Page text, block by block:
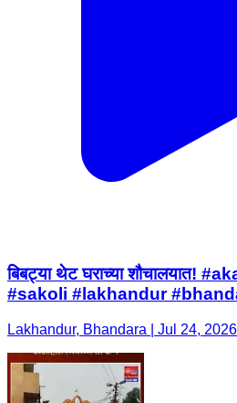
बिबट्या थेट घराच्या शौचालयात!
#sakoli #lakhandur
Lakhandur, Bhandara | Jul 24, 2026